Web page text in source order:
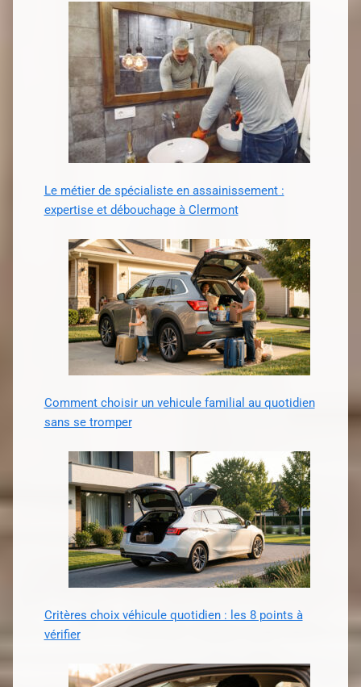
Le métier de spécialiste en assainissement :
expertise et débouchage à Clermont
Comment choisir un vehicule familial au quotidien
sans se tromper
Critères choix véhicule quotidien : les 8 points à
vérifier